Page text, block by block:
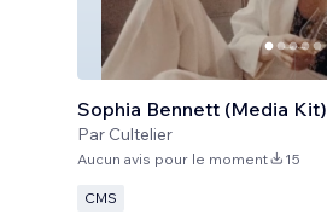
Sophia Bennett (Media Kit)
Par Cultelier
Aucun avis pour le moment 15
CMS